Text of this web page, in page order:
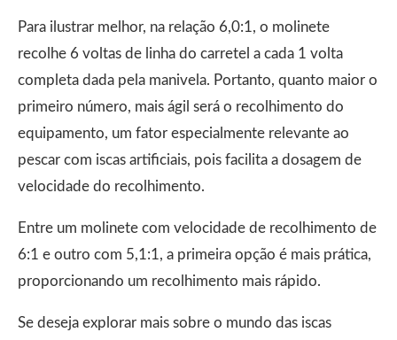
Para ilustrar melhor, na relação 6,0:1, o molinete
recolhe 6 voltas de linha do carretel a cada 1 volta
completa dada pela manivela. Portanto, quanto maior o
primeiro número, mais ágil será o recolhimento do
equipamento, um fator especialmente relevante ao
pescar com iscas artificiais, pois facilita a dosagem de
velocidade do recolhimento.
Entre um molinete com velocidade de recolhimento de
6:1 e outro com 5,1:1, a primeira opção é mais prática,
proporcionando um recolhimento mais rápido.
Se deseja explorar mais sobre o mundo das iscas